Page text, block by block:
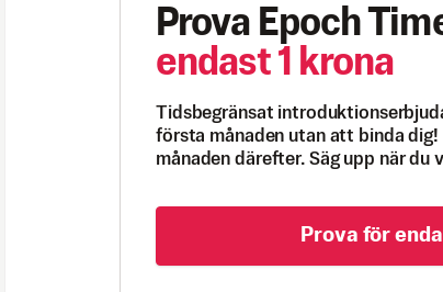
Prova Epoch
endast 1 krona
Tidsbegränsat
första månaden utan att binda dig!
månaden därefter. Säg upp när du
Prova för